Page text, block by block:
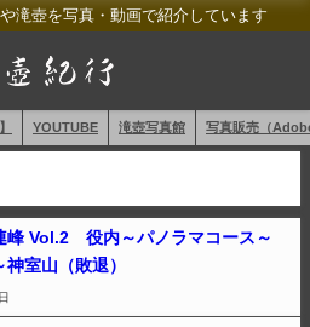
滝壺を写真・動画で紹介しています
YOUTUBE 滝壺写真館 写真販売（
峰 Vol.2 役内～パノラマコース～
室山（敗退）